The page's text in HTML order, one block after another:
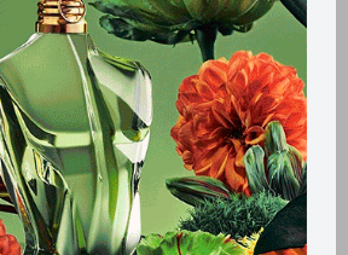
Métodos y costos de envío
Retiros gratuitos en tiendas
CARACTERÍSTICAS
Mediano
Spray